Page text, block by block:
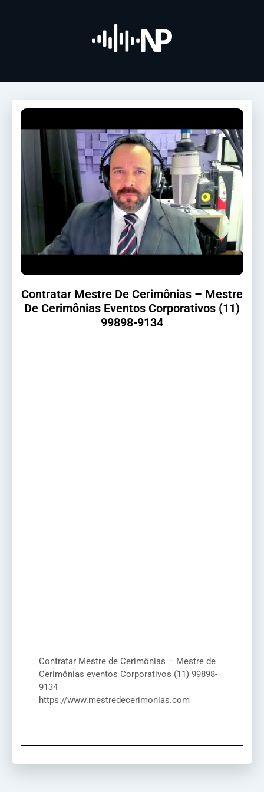
Contratar Mestre De Cerimônias – Mestre
De Cerimônias Eventos Corporativos (11)
99898-9134
Contratar Mestre de Cerimônias – Mestre de
Cerimônias eventos Corporativos (11) 99898-
9134
https://www.mestredecerimonias.com